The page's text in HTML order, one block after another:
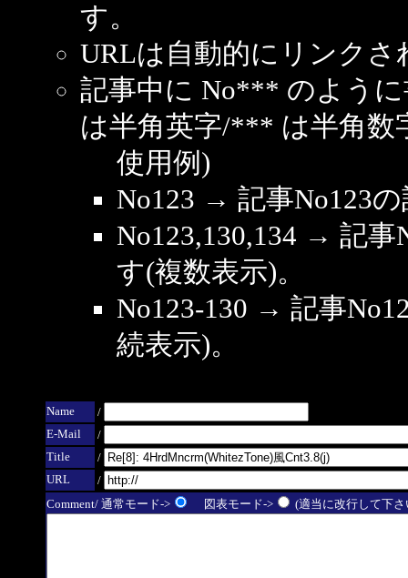
す。
URLは自動的にリンクさ
記事中に No*** のよう
は半角英字/*** は半角数
使用例)
No123 → 記事No123
No123,130,134 → 記
す(複数表示)。
No123-130 → 記事
続表示)。
Name
/
E-Mail
/
Title
/
URL
/
Comment/ 通常モード->
図表モード-> (適当に改行して下